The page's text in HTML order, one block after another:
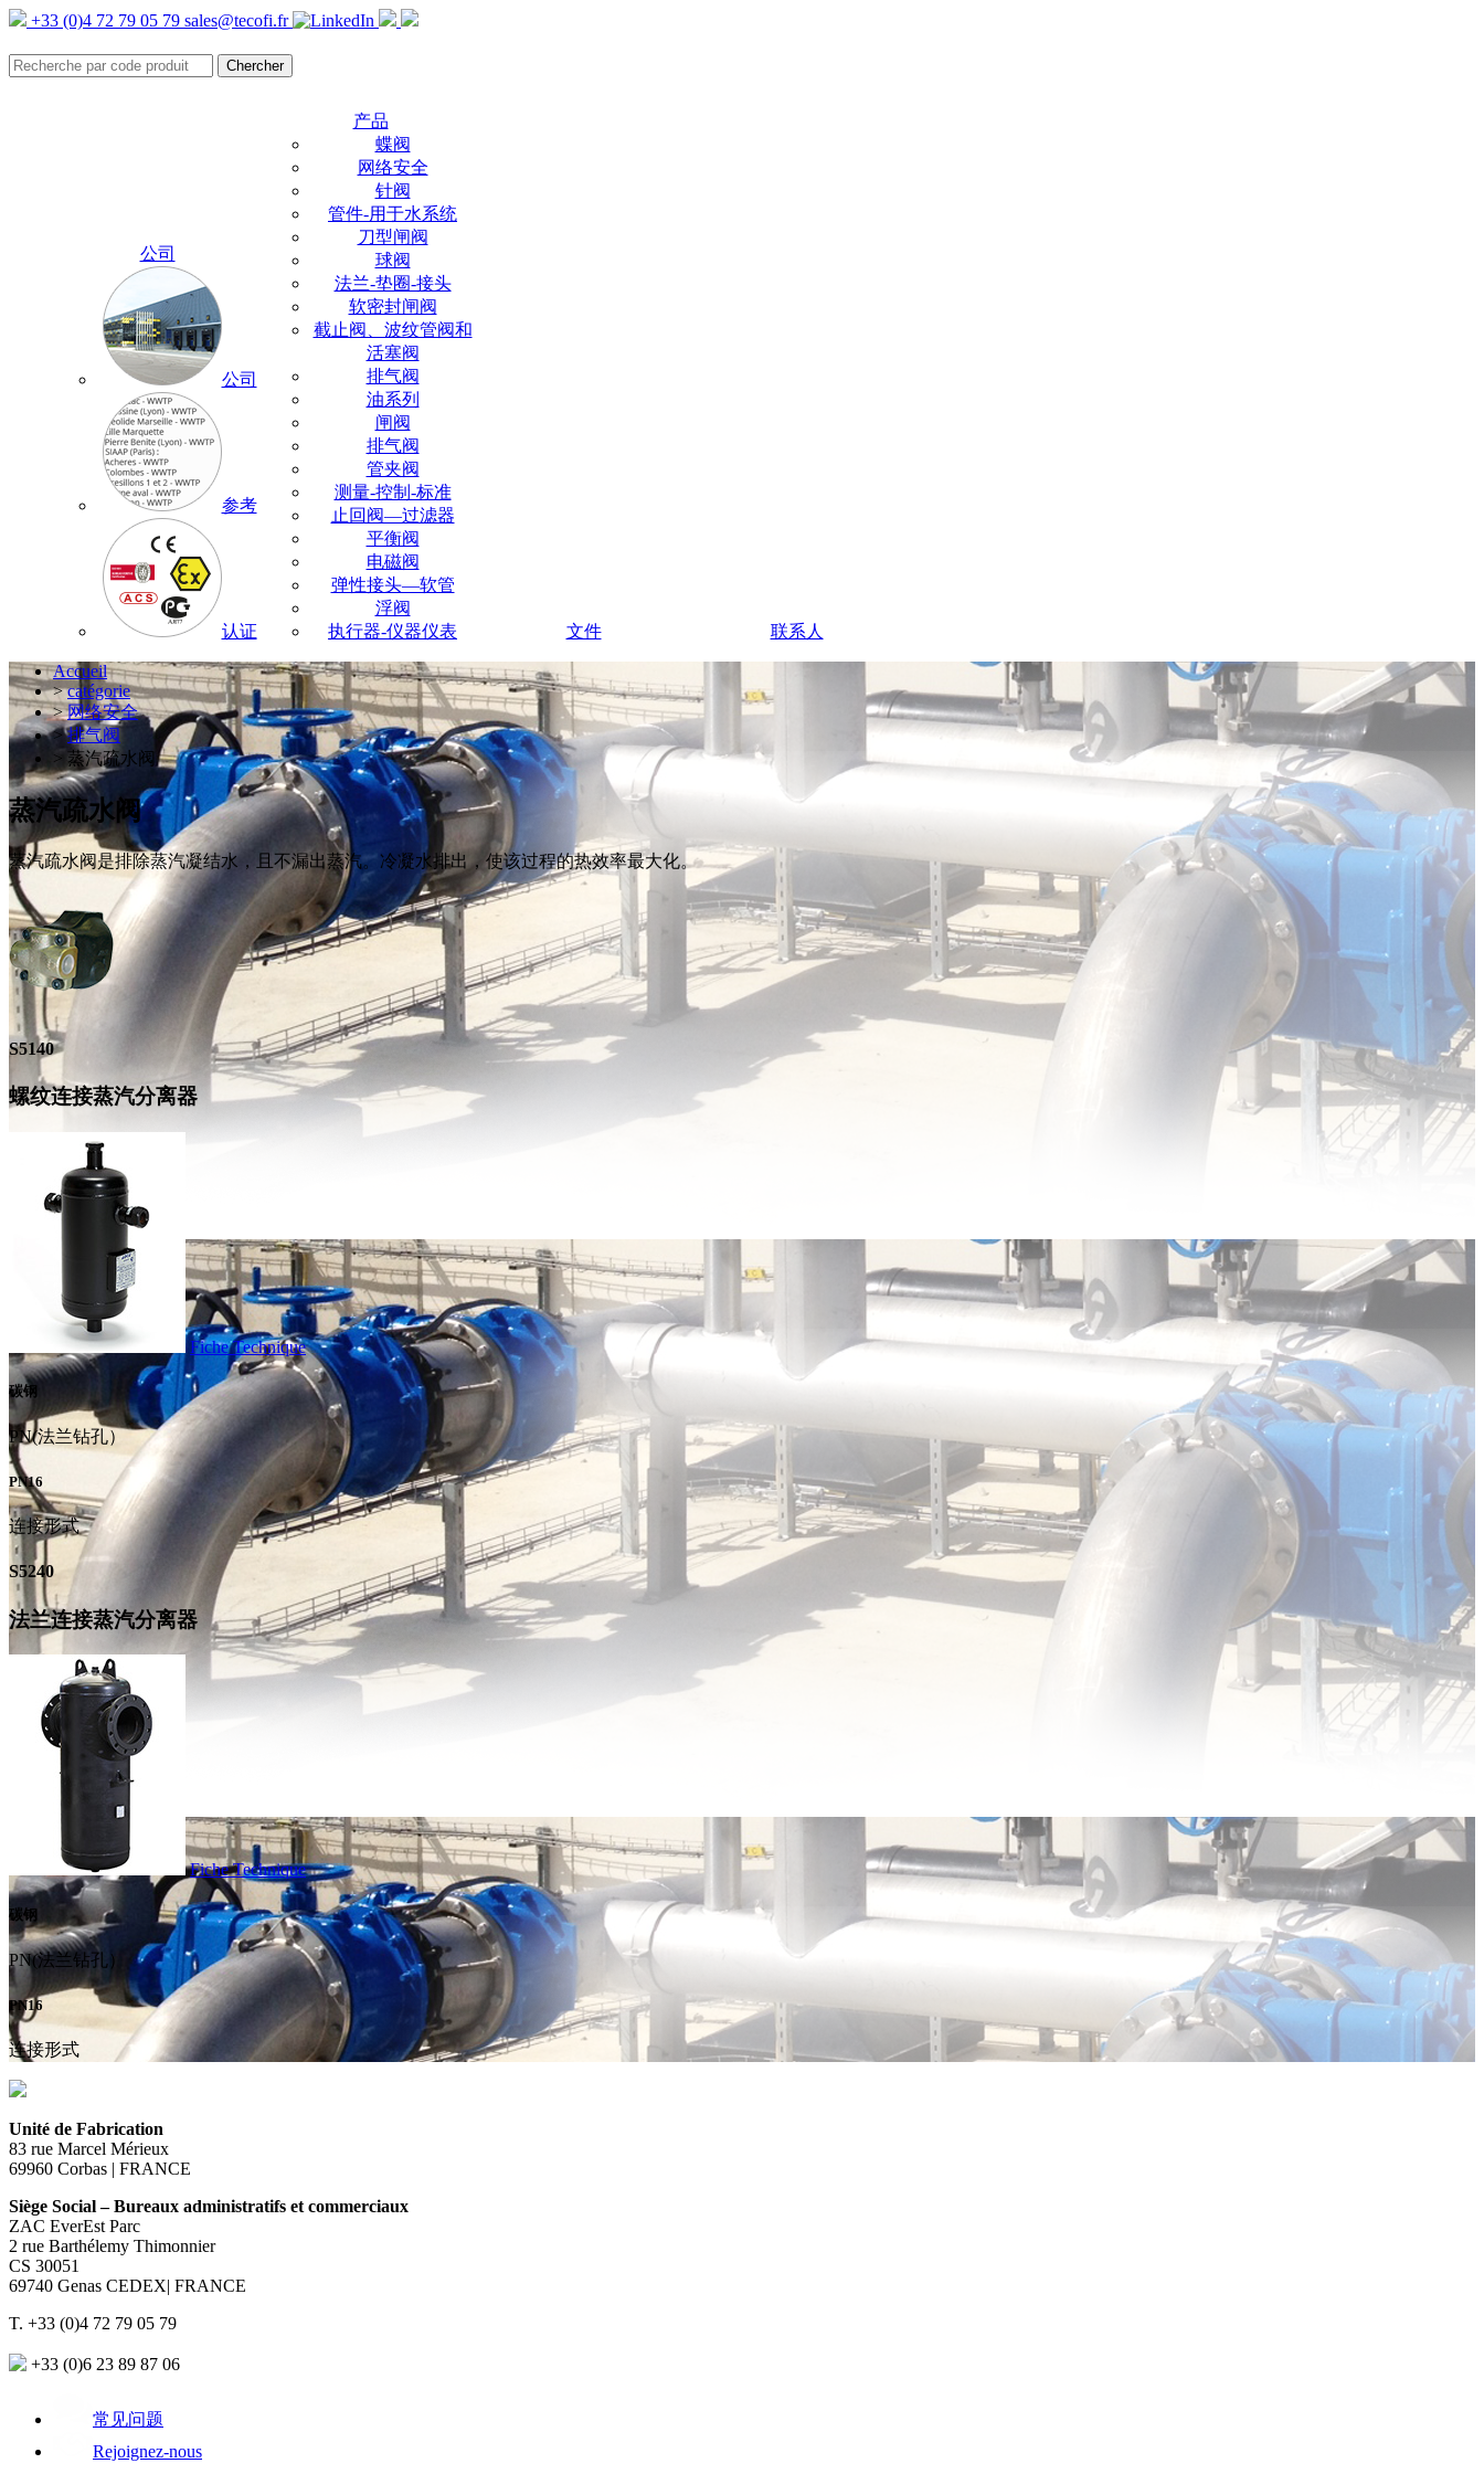
+33 (0)4 72 79 05 79 sales@tecofi.fr
公司
公司
参考
认证
产品
蝶阀
网络安全
针阀
管件-用于水系统
刀型闸阀
球阀
法兰-垫圈-接头
软密封闸阀
截止阀、波纹管阀和
活塞阀
排气阀
油系列
闸阀
排气阀
管夹阀
测量-控制-标准
止回阀—过滤器
平衡阀
电磁阀
弹性接头—软管
浮阀
执行器-仪器仪表
文件 联系人
Accueil
>catégorie
>网络安全
>排气阀
> 蒸汽疏水阀
蒸汽疏水阀
蒸汽疏水阀是排除蒸汽凝结水，且不漏出蒸汽。冷凝水排出，使该过程的热效率最大化。
S5140
螺纹连接蒸汽分离器
Fiche Technique
碳钢
PN(法兰钻孔）
PN16
连接形式
S5240
法兰连接蒸汽分离器
Fiche Technique
碳钢
PN(法兰钻孔）
PN16
连接形式
Unité de Fabrication
83 rue Marcel Mérieux
69960 Corbas | FRANCE
Siège Social – Bureaux administratifs et commerciaux
ZAC EverEst Parc
2 rue Barthélemy Thimonnier
CS 30051
69740 Genas CEDEX| FRANCE
T. +33 (0)4 72 79 05 79
+33 (0)6 23 89 87 06
常见问题
Rejoignez-nous